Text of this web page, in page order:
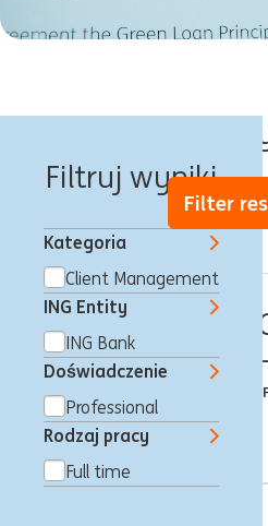
Filtruj wyniki
Kategoria
Client Management
ING Entity
ING Bank
Doświadczenie
Professional
Rodzaj pracy
Full time
Oferty
Filter
Private Banker -
Portfolio Banker
Liège, Belgia
ING Bank